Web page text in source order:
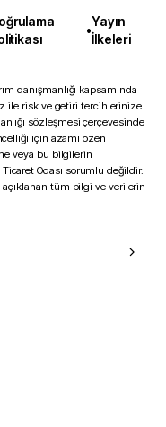
•
Yayın
İlkeleri
danışmanlığı kapsamında
ile risk ve getiri tercihlerinize
sözleşmesi çerçevesinde
için azami özen
veya bu bilgilerin
Odası sorumlu değildir.
açıklanan tüm bilgi ve verilerin